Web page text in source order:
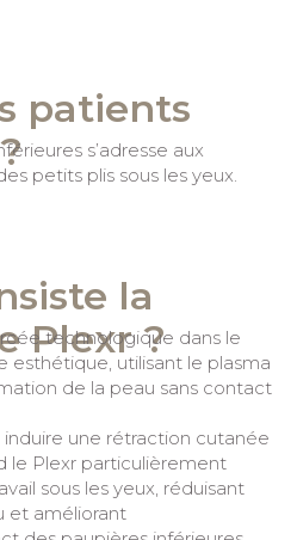
patients
s’adresse aux
petits plis sous les yeux.
la
Plexr ?
technologique dans le
esthétique, utilisant le plasma
de la peau sans contact
une rétraction cutanée
le Plexr particulièrement
sous les yeux, réduisant
et améliorant